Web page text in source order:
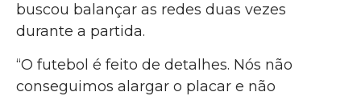
buscou balançar as redes duas vezes
durante a partida.
“O futebol é feito de detalhes. Nós não
conseguimos alargar o placar e não